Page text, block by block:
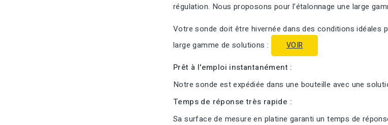
régulation. Nous proposons pour l’étalonnage une large
Votre sonde doit être hivernée dans des conditions idéales
large gamme de solutions :
VOIR
Prêt à l'emploi instantanément :
Notre sonde est expédiée dans une bouteille avec une
Temps de réponse très rapide :
Sa surface de mesure en platine garanti un temps de